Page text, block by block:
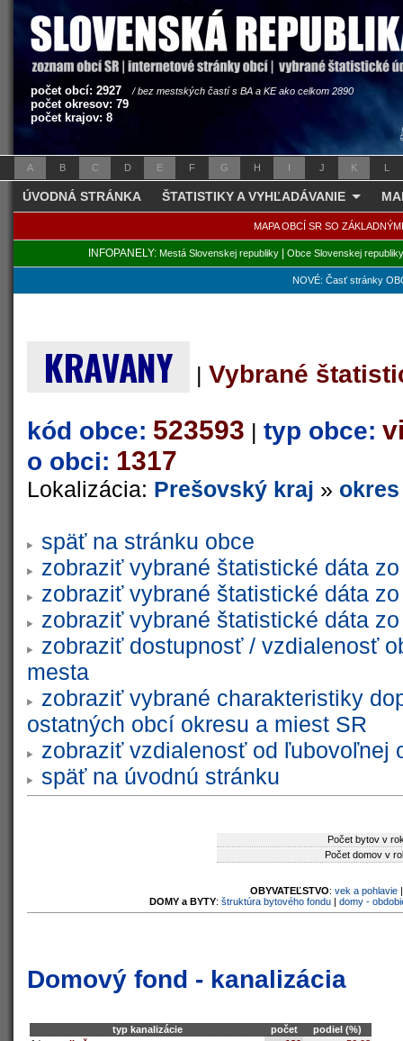
počet obcí: 2927 / bez mestských častí s BA a KE ako celkom 2890
počet okresov: 79
počet krajov: 8
A B C D E F G H I J K L
ÚVODNÁ STRÁNKA ŠTATISTIKY A VYHĽADÁVANIE
MAPA OBCÍ SR SO
INFOPANELY: Mestá Slovenskej republiky| Obce Slovenskej republiky
NOVÉ: Časť stránky
KRAVANY | Vybrané
kód obce: 523593 | typ obce:
o obci: 1317
Lokalizácia: Prešovský kraj »
späť na stránku obce
zobraziť vybrané štatistické dáta
zobraziť vybrané štatistické dáta
zobraziť vybrané štatistické dáta
zobraziť dostupnosť / vzdialenosť
mesta
zobraziť vybrané charakteristiky
ostatných obcí okresu a miest SR
zobraziť vzdialenosť od ľubovoľnej
späť na úvodnú stránku
Počet bytov v
Počet domov v
OBYVATEĽSTVO: vek a pohlavie
DOMY a BYTY: štruktúra bytového fondu| domy -
Domový fond - kanalizácia
typ kanalizácie počet
podiel (%)